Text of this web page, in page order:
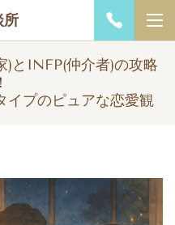
所
)とINFP(仲介者)の攻略
イプのピュアな恋愛観